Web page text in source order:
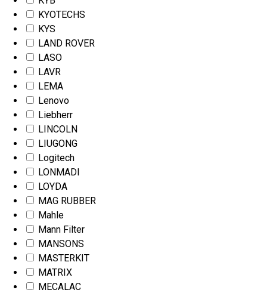
KYOTECHS
KYS
LAND ROVER
LASO
LAVR
LEMA
Lenovo
Liebherr
LINCOLN
LIUGONG
Logitech
LONMADI
LOYDA
MAG RUBBER
Mahle
Mann Filter
MANSONS
MASTERKIT
MATRIX
MECALAC